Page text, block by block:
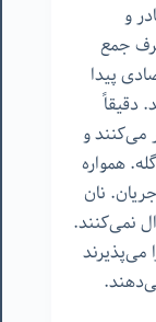
و
جمع
پیدا
دقیقاً
می‌کنند و
همواره
نان
نمی‌کنند.
می‌پذیرند